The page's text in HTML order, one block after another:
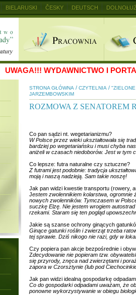
UWAGA!!! WYDAWNICTWO I
STRONA GŁÓWNA / CZYTELNIA /
JARZEMBOWSKIM
ROZMOWA Z SENATOREM
Co pan sądzi nt. wegetarianizmu?
W Polsce przez wieki ukształtowała się
bardziej po wegetariańsku i musi chyba
aniżeli w czasach niedoborów. Jest w tym
Co lepsze: futra naturalne czy sztuczne?
Z futrami jest podobnie: tradycja
moją i naszą nadzieją. Sam takie noszę!
Jak pan widzi kwestie transportu (rowery,
Jestem zwolennikiem kolarstwa, ogromnie
nowych zwolenników. Tymczasem w
suczkę Elzę. Nie jestem wrogiem
rzekami. Staram się ten pogląd
Jakie są szanse ochrony ginących
Ginące gatunki roślin i zwierząt trzeba
tej sprawie. Dziś nikogo nie razi, gdy w
Czy popiera pan akcje bezpośrednie i
Zdecydowanie nie popieram tzw.
się przyrody, znęca nad zwierzętami i
zapora w Czorsztynie (lub pod
Jak pan widzi idealną gospodarkę
Co do gospodarki odpadami uważam, że
ponowne wykorzystywanie w obiegu
BIELARUSKI ČESKY DEUTSCH